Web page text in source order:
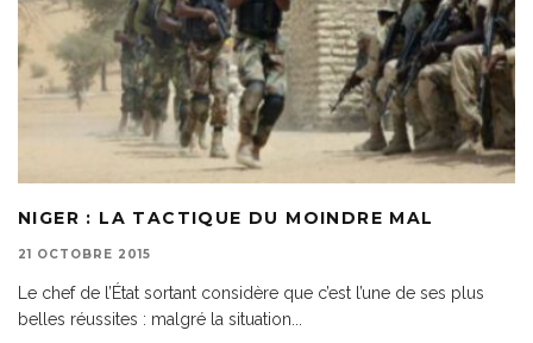
NIGER : LA TACTIQUE DU MOINDRE MAL
21 OCTOBRE 2015
Le chef de l’État sortant considère que c’est l’une de ses plus
belles réussites : malgré la situation